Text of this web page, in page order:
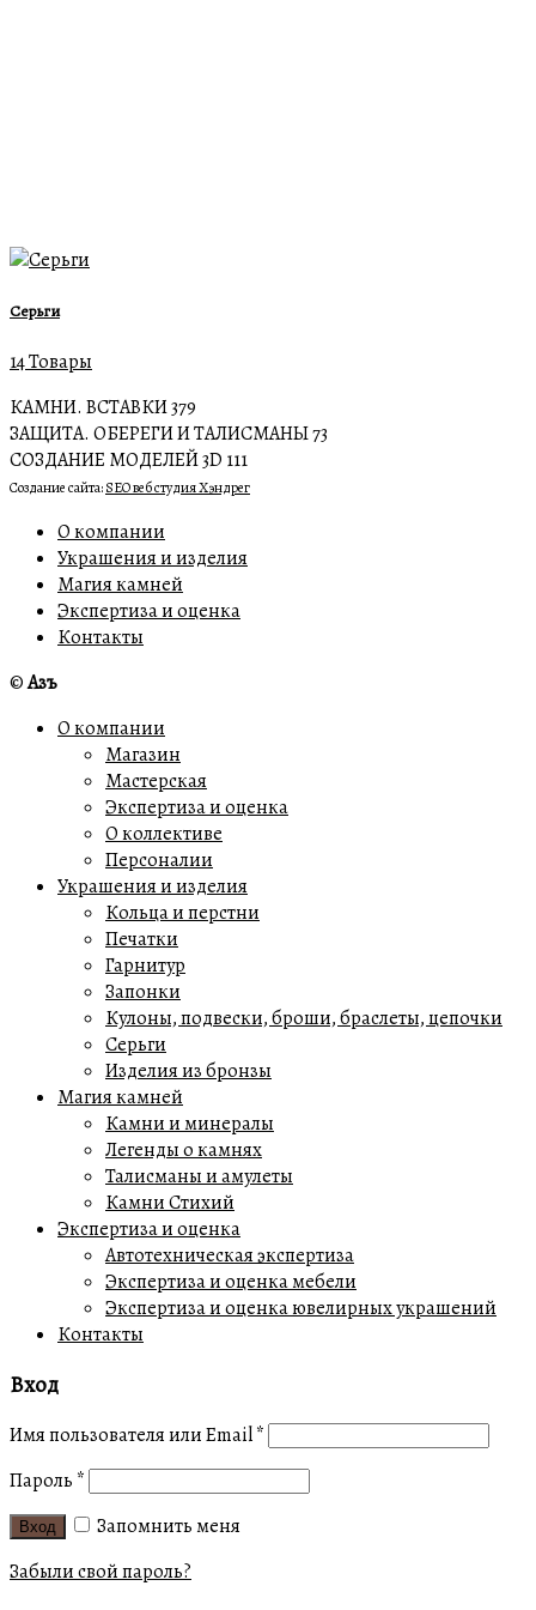
Серьги
14 Товары
КАМНИ. ВСТАВКИ379
ЗАЩИТА. ОБЕРЕГИ И ТАЛИСМАНЫ73
СОЗДАНИЕ МОДЕЛЕЙ 3D 111
Создание сайта:SEO веб студия Хэндрег
О компании
Украшения и изделия
Магия камней
Экспертиза и оценка
Контакты
©Азъ
О компании
Магазин
Мастерская
Экспертиза и оценка
О коллективе
Персоналии
Украшения и изделия
Кольца и перстни
Печатки
Гарнитур
Запонки
Кулоны, подвески, броши, браслеты, цепочки
Серьги
Изделия из бронзы
Магия камней
Камни и минералы
Легенды о камнях
Талисманы и амулеты
Камни Стихий
Экспертиза и оценка
Автотехническая экспертиза
Экспертиза и оценка мебели
Экспертиза и оценка ювелирных украшений
Контакты
Вход
Имя пользователя или Email*
Пароль *
Вход
Запомнить меня
Забыли свой пароль?